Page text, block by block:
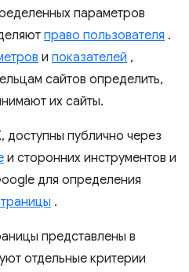
параметров
право пользователя .
и показателей ,
сайтов определить,
их сайты.
публично через
и сторонних инструментов и
для определения
.
представлены в
отдельные критерии